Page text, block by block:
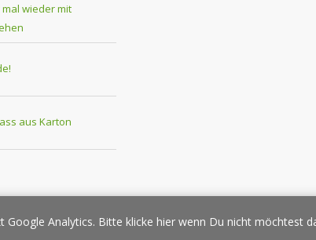
wieder mit
aus Karton
Elternplanet Pressespiegel Werbung/Sponsoring
Google Analytics. Bitte klicke hier wenn Du nicht möchtest